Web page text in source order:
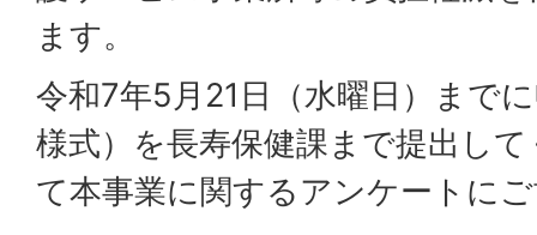
ます。
令和7年5月21日（水曜日）まで
様式）を長寿保健課まで提出し
て本事業に関するアンケートに